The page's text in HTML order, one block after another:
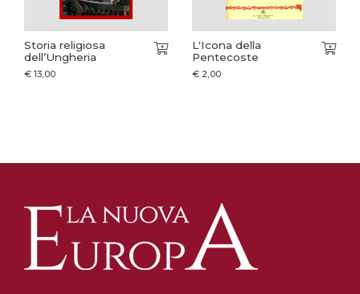
Storia religiosa
dell’Ungheria
€ 13,00
L'Icona della
Pentecoste
€ 2,00